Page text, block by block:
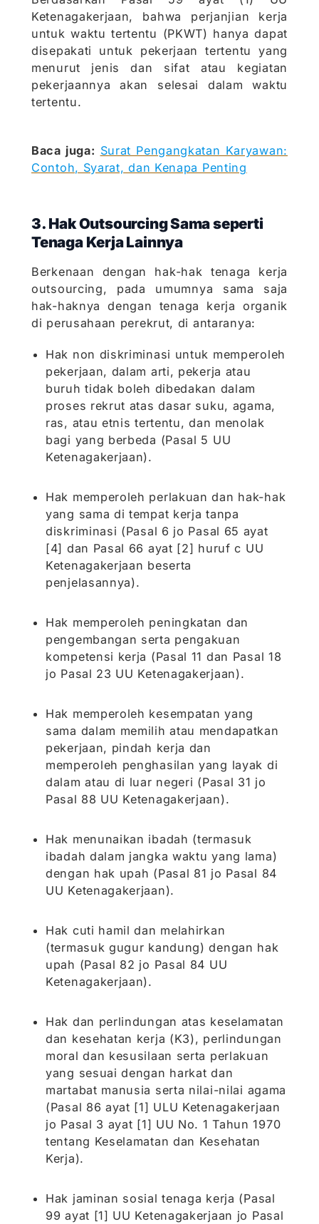
Ketenagakerjaan, bahwa perjanjian kerja
untuk waktu tertentu (PKWT) hanya dapat
disepakati untuk pekerjaan tertentu yang
menurut jenis dan sifat atau kegiatan
pekerjaannya akan selesai dalam waktu
tertentu.
Baca juga: Surat Pengangkatan Karyawan:
Contoh, Syarat, dan Kenapa Penting
3. Hak Outsourcing Sama seperti
Tenaga Kerja Lainnya
Berkenaan dengan hak-hak tenaga kerja
outsourcing, pada umumnya sama saja
hak-haknya dengan tenaga kerja organik
di perusahaan perekrut, di antaranya:
Hak non diskriminasi untuk memperoleh
pekerjaan, dalam arti, pekerja atau
buruh tidak boleh dibedakan dalam
proses rekrut atas dasar suku, agama,
ras, atau etnis tertentu, dan menolak
bagi yang berbeda (Pasal 5 UU
Ketenagakerjaan).
Hak memperoleh perlakuan dan hak-hak
yang sama di tempat kerja tanpa
diskriminasi (Pasal 6 jo Pasal 65 ayat
[4] dan Pasal 66 ayat [2] huruf c UU
Ketenagakerjaan beserta
penjelasannya).
Hak memperoleh peningkatan dan
pengembangan serta pengakuan
kompetensi kerja (Pasal 11 dan Pasal 18
jo Pasal 23 UU Ketenagakerjaan).
Hak memperoleh kesempatan yang
sama dalam memilih atau mendapatkan
pekerjaan, pindah kerja dan
memperoleh penghasilan yang layak di
dalam atau di luar negeri (Pasal 31 jo
Pasal 88 UU Ketenagakerjaan).
Hak menunaikan ibadah (termasuk
ibadah dalam jangka waktu yang lama)
dengan hak upah (Pasal 81 jo Pasal 84
UU Ketenagakerjaan).
Hak cuti hamil dan melahirkan
(termasuk gugur kandung) dengan hak
upah (Pasal 82 jo Pasal 84 UU
Ketenagakerjaan).
Hak dan perlindungan atas keselamatan
dan kesehatan kerja (K3), perlindungan
moral dan kesusilaan serta perlakuan
yang sesuai dengan harkat dan
martabat manusia serta nilai-nilai agama
(Pasal 86 ayat [1] ULU Ketenagakerjaan
jo Pasal 3 ayat [1] UU No. 1 Tahun 1970
tentang Keselamatan dan Kesehatan
Kerja).
Hak jaminan sosial tenaga kerja (Pasal
99 ayat [1] UU Ketenagakerjaan jo Pasal